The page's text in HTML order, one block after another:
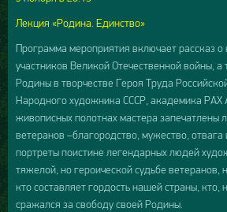
Лекция «Родина. Единство»
Программа мероприятия включает рассказ о
участников Великой Отечественной войны,
Родины в творчестве Героя Труда
Народного художника СССР, академика
живописных полотнах мастера запечатлены
ветеранов –благородство, мужество, отвага
портреты поистине легендарных людей
тяжелой, но героической судьбе ветеранов,
кто составляет гордость нашей страны, кто,
сражался за свободу своей Родины.